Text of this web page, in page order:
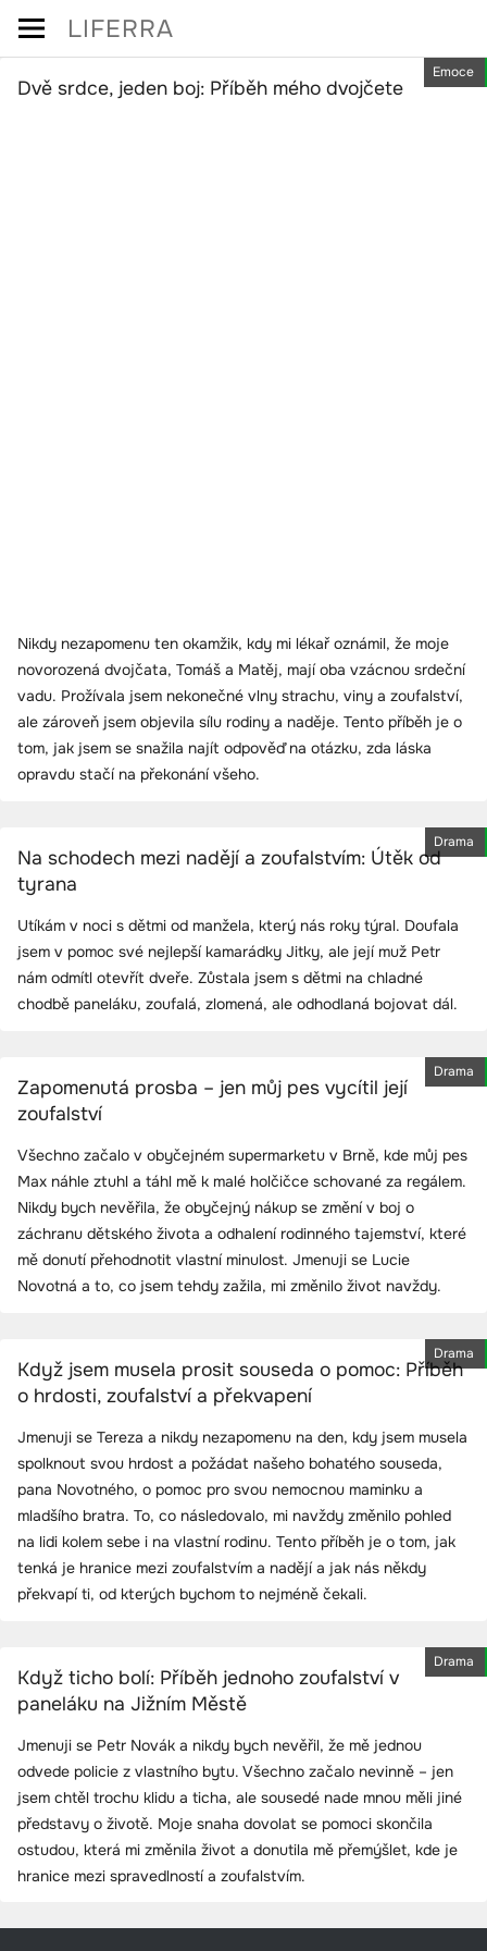
Skip
content
LIFERRA
Emoce
Dvě srdce, jeden boj: Příběh mého dvojčete
Nikdy nezapomenu ten okamžik, kdy mi lékař oznámil, že moje
novorozená dvojčata, Tomáš a Matěj, mají oba vzácnou srdeční
vadu. Prožívala jsem nekonečné vlny strachu, viny a zoufalství,
ale zároveň jsem objevila sílu rodiny a naděje. Tento příběh je o
tom, jak jsem se snažila najít odpověď na otázku, zda láska
opravdu stačí na překonání všeho.
Drama
Na schodech mezi nadějí a zoufalstvím: Útěk od
tyrana
Utíkám v noci s dětmi od manžela, který nás roky týral. Doufala
jsem v pomoc své nejlepší kamarádky Jitky, ale její muž Petr
nám odmítl otevřít dveře. Zůstala jsem s dětmi na chladné
chodbě paneláku, zoufalá, zlomená, ale odhodlaná bojovat dál.
Drama
Zapomenutá prosba – jen můj pes vycítil její
zoufalství
Všechno začalo v obyčejném supermarketu v Brně, kde můj pes
Max náhle ztuhl a táhl mě k malé holčičce schované za regálem.
Nikdy bych nevěřila, že obyčejný nákup se změní v boj o
záchranu dětského života a odhalení rodinného tajemství, které
mě donutí přehodnotit vlastní minulost. Jmenuji se Lucie
Novotná a to, co jsem tehdy zažila, mi změnilo život navždy.
Drama
Když jsem musela prosit souseda o pomoc: Příběh
o hrdosti, zoufalství a překvapení
Jmenuji se Tereza a nikdy nezapomenu na den, kdy jsem musela
spolknout svou hrdost a požádat našeho bohatého souseda,
pana Novotného, o pomoc pro svou nemocnou maminku a
mladšího bratra. To, co následovalo, mi navždy změnilo pohled
na lidi kolem sebe i na vlastní rodinu. Tento příběh je o tom, jak
tenká je hranice mezi zoufalstvím a nadějí a jak nás někdy
překvapí ti, od kterých bychom to nejméně čekali.
Drama
Když ticho bolí: Příběh jednoho zoufalství v
paneláku na Jižním Městě
Jmenuji se Petr Novák a nikdy bych nevěřil, že mě jednou
odvede policie z vlastního bytu. Všechno začalo nevinně – jen
jsem chtěl trochu klidu a ticha, ale sousedé nade mnou měli jiné
představy o životě. Moje snaha dovolat se pomoci skončila
ostudou, která mi změnila život a donutila mě přemýšlet, kde je
hranice mezi spravedlností a zoufalstvím.